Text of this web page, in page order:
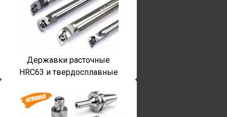
Державки расточные
HRC63 и твердосплавные